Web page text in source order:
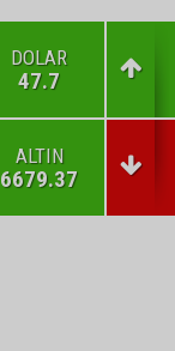
DOLAR
47.7
ALTIN
6679.37